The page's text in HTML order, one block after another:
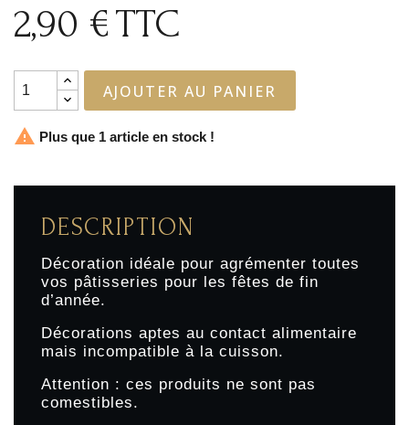
2,90 €TTC
AJOUTER AU PANIER
 Plus que 1 article en stock !
DESCRIPTION
Décoration idéale pour agrémenter toutes
vos pâtisseries pour les fêtes de fin
d’année.
Décorations aptes au contact alimentaire
mais incompatible à la cuisson.
Attention : ces produits ne sont pas
comestibles.